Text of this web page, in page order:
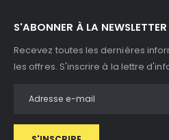
S'ABONNER À LA NEWSLETTER
Recevez toutes les dernières
les offres. S'inscrire à la lettre